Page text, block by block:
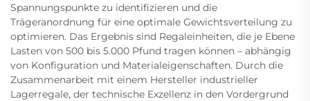
Spannungspunkte zu identifizieren und die
Trägeranordnung für eine optimale Gewichtsverteilung zu
optimieren. Das Ergebnis sind Regaleinheiten, die je Ebene
Lasten von 500 bis 5.000 Pfund tragen können – abhängig
von Konfiguration und Materialeigenschaften. Durch die
Zusammenarbeit mit einem Hersteller industrieller
Lagerregale, der technische Exzellenz in den Vordergrund